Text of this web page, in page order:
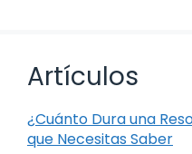
Artículos
¿Cuánto Dura una
que Necesitas Saber